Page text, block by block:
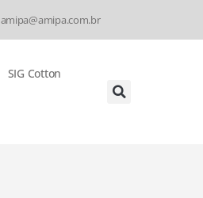
amipa@amipa.com.br
SIG Cotton